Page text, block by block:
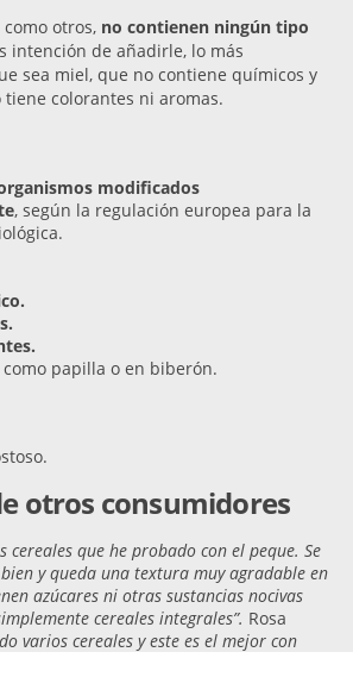
otros, no contienen ningún tipo
intención de añadirle, lo más
sea miel, que no contiene químicos y
tiene colorantes ni aromas.
modificados
, según la regulación europea para la
papilla o en biberón.
otros consumidores
cereales que he probado con el peque. Se
y queda una textura muy agradable en
azúcares ni otras sustancias nocivas
cereales integrales”. Rosa
varios cereales y este es el mejor con